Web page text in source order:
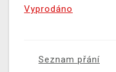
Vyprodáno
Seznam přání